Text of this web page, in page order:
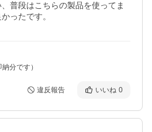
普段はこちらの製品を使ってま
ったです。
分です）
違反報告 いいね 0